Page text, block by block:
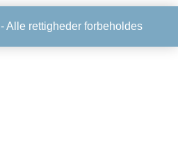
- Alle rettigheder forbeholdes